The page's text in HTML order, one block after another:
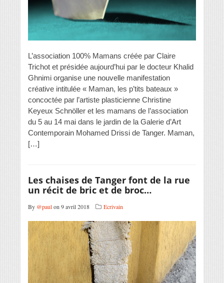
L’association 100% Mamans créée par Claire
Trichot et présidée aujourd’hui par le docteur Khalid
Ghnimi organise une nouvelle manifestation
créative intitulée « Maman, les p’tits bateaux »
concoctée par l’artiste plasticienne Christine
Keyeux Schnöller et les mamans de l’association
du 5 au 14 mai dans le jardin de la Galerie d’Art
Contemporain Mohamed Drissi de Tanger. Maman,
[…]
Les chaises de Tanger font de la rue
un récit de bric et de broc…
By @paulon 9 avril 2018 Ecrivain